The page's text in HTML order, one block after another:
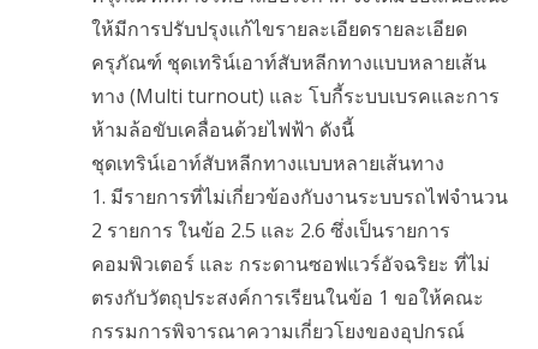
ให้มีการปรับปรุงแก้ไขรายละเอียดรายละเอียด
ครุภัณฑ์ ชุดเทริน์เอาท์สับหลีกทางแบบหลายเส้น
ทาง (Multi turnout) และ โบกี้ระบบเบรคและการ
ห้ามล้อขับเคลื่อนด้วยไฟฟ้า ดังนี้
ชุดเทริน์เอาท์สับหลีกทางแบบหลายเส้นทาง
1. มีรายการที่ไม่เกี่ยวข้องกับงานระบบรถไฟจำนวน
2 รายการ ในข้อ 2.5 และ 2.6 ซึ่งเป็นรายการ
คอมพิวเตอร์ และ กระดานซอฟแวร์อัจฉริยะ ที่ไม่
ตรงกับวัตถุประสงค์การเรียนในข้อ 1 ขอให้คณะ
กรรมการพิจารณาความเกี่ยวโยงของอุปกรณ์